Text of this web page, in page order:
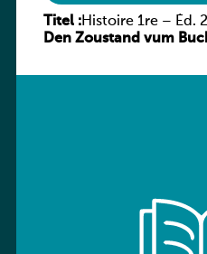
Titel :Histoire 1re – Éd.
Den Zoustand vum